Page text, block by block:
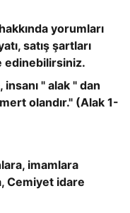
yorumları
satış şartları
edinebilirsiniz.
" alak " dan
olandır." (Alak 1-
imamlara
Cemiyet idare